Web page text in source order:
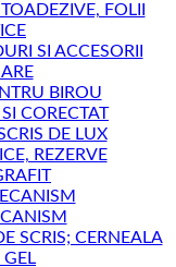
FOLII
SI ACCESORII
BIROU
CORECTAT
DE LUX
REZERVE
SCRIS; CERNEALA
GEL